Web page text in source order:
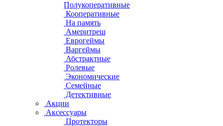
Полукоперативные
Кооперативные
На память
Америтреш
Еврогеймы
Варгеймы
Абстрактные
Ролевые
Экономические
Семейные
Детективные
Акции
Аксессуары
Протекторы